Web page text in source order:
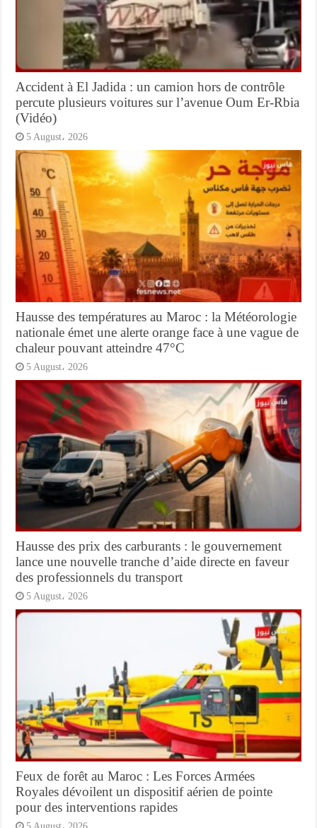
Accident à El Jadida : un camion hors de contrôle
percute plusieurs voitures sur l’avenue Oum Er-Rbia
(Vidéo)
5 August، 2026
Hausse des températures au Maroc : la Météorologie
nationale émet une alerte orange face à une vague de
chaleur pouvant atteindre 47°C
5 August، 2026
Hausse des prix des carburants : le gouvernement
lance une nouvelle tranche d’aide directe en faveur
des professionnels du transport
5 August، 2026
Feux de forêt au Maroc : Les Forces Armées
Royales dévoilent un dispositif aérien de pointe
pour des interventions rapides